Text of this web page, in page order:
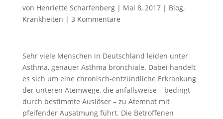
von Henriette Scharfenberg| Mai 8, 2017| Blog,
Krankheiten | 3 Kommentare
Sehr viele Menschen in Deutschland leiden unter
Asthma, genauer Asthma bronchiale. Dabei handelt
es sich um eine chronisch-entzündliche Erkrankung
der unteren Atemwege, die anfallsweise – bedingt
durch bestimmte Auslöser – zu Atemnot mit
pfeifender Ausatmung führt. Die Betroffenen